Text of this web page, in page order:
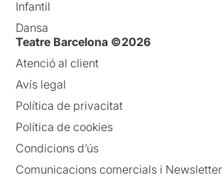
Infantil
Dansa
Teatre Barcelona ©2026
Atenció al client
Avís legal
Política de privacitat
Política de cookies
Condicions d’ús
Comunicacions comercials i Newsletter